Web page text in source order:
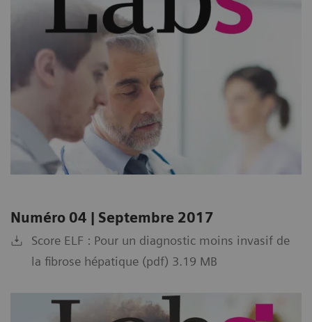
Numéro 04 | Septembre 2017
Score ELF : Pour un diagnostic moins invasif de
la fibrose hépatique (pdf) 3.19 MB